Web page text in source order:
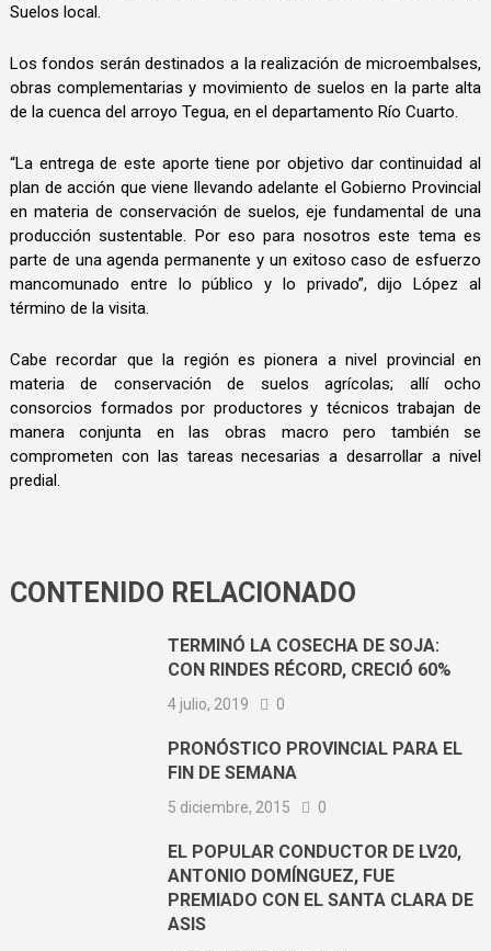
Suelos local.
Los fondos serán destinados a la realización de microembalses,
obras complementarias y movimiento de suelos en la parte alta
de la cuenca del arroyo Tegua, en el departamento Río Cuarto.
“La entrega de este aporte tiene por objetivo dar continuidad al
plan de acción que viene llevando adelante el Gobierno Provincial
en materia de conservación de suelos, eje fundamental de una
producción sustentable. Por eso para nosotros este tema es
parte de una agenda permanente y un exitoso caso de esfuerzo
mancomunado entre lo público y lo privado”, dijo López al
término de la visita.
Cabe recordar que la región es pionera a nivel provincial en
materia de conservación de suelos agrícolas; allí ocho
consorcios formados por productores y técnicos trabajan de
manera conjunta en las obras macro pero también se
comprometen con las tareas necesarias a desarrollar a nivel
predial.
CONTENIDO RELACIONADO
TERMINÓ LA COSECHA DE SOJA:
CON RINDES RÉCORD, CRECIÓ 60%
4 julio, 2019 0
PRONÓSTICO PROVINCIAL PARA EL
FIN DE SEMANA
5 diciembre, 2015 0
EL POPULAR CONDUCTOR DE LV20,
ANTONIO DOMÍNGUEZ, FUE
PREMIADO CON EL SANTA CLARA DE
ASIS